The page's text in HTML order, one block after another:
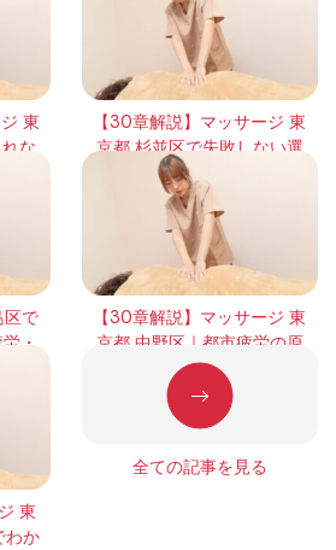
東
な
え
【30章解説】マッサージ 東
京都 杉並区で失敗しない選
び方｜頻度・効果・体感の
違いを徹底整理
区で
・
解
【30章解説】マッサージ 東
京都 中野区｜都市疲労の原
因と正しい整え方
東
わか
全ての記事を見る